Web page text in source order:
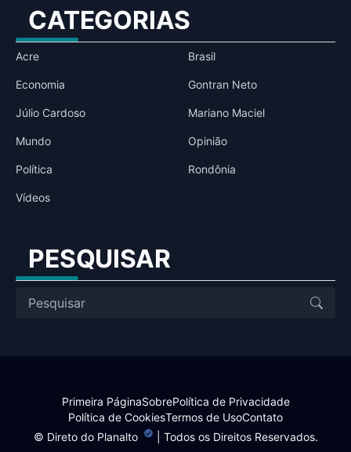
CATEGORIAS
Acre Brasil
Economia Gontran Neto
Júlio Cardoso Mariano Maciel
Mundo Opinião
Política Rondônia
Vídeos
PESQUISAR
© Direto do Planalto | Todos os Direitos Reservados.
Primeira PáginaSobrePolítica de Privacidade
Política de CookiesTermos de UsoContato